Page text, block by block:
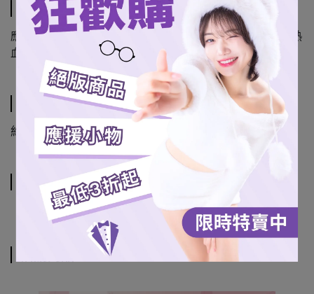
商品介紹
應援掛旗可單獨掛飾也可串接延伸，能隨心打造專屬你的熱
血應援空間！
規格說明
約14x11 CM
運送方式